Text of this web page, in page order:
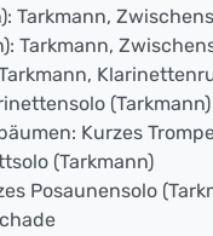
Tarkmann,
Tarkmann,
(Tarkmann)
Kurzes
(Tarkmann)
Posaunensolo